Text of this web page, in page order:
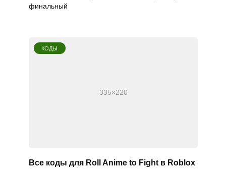
финальный
КОДЫ
Все коды для Roll Anime to Fight в Roblox